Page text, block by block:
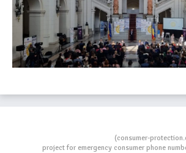
(consumer-
project for emergency consumer phone